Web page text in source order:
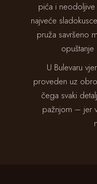
pića i
najveće
pruža savršeno
U Bulevaru
proveden uz
čega svaki
pažnjom – jer